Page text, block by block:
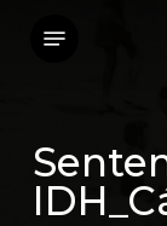
content